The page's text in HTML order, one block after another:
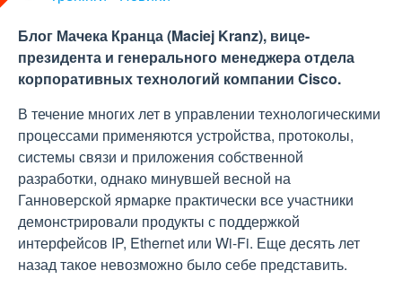
Блог Мачека Кранца (Maciej Kranz), вице-
президента и генерального менеджера отдела
корпоративных технологий компании Cisco.
В течение многих лет в управлении технологическими
процессами применяются устройства, протоколы,
системы связи и приложения собственной
разработки, однако минувшей весной на
Ганноверской ярмарке практически все участники
демонстрировали продукты с поддержкой
интерфейсов IP, Ethernet или Wi-Fi. Еще десять лет
назад такое невозможно было себе представить.